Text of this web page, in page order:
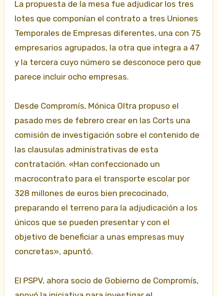
La propuesta de la mesa fue adjudicar los tres
lotes que componían el contrato a tres Uniones
Temporales de Empresas diferentes, una con 75
empresarios agrupados, la otra que integra a 47
y la tercera cuyo número se desconoce pero que
parece incluir ocho empresas.
Desde Compromís, Mónica Oltra propuso el
pasado mes de febrero crear en las Corts una
comisión de investigación sobre el contenido de
las clausulas administrativas de esta
contratación. «Han confeccionado un
macrocontrato para el transporte escolar por
328 millones de euros bien precocinado,
preparando el terreno para la adjudicación a los
únicos que se pueden presentar y con el
objetivo de beneficiar a unas empresas muy
concretas», apuntó.
El PSPV, ahora socio de Gobierno de Compromís,